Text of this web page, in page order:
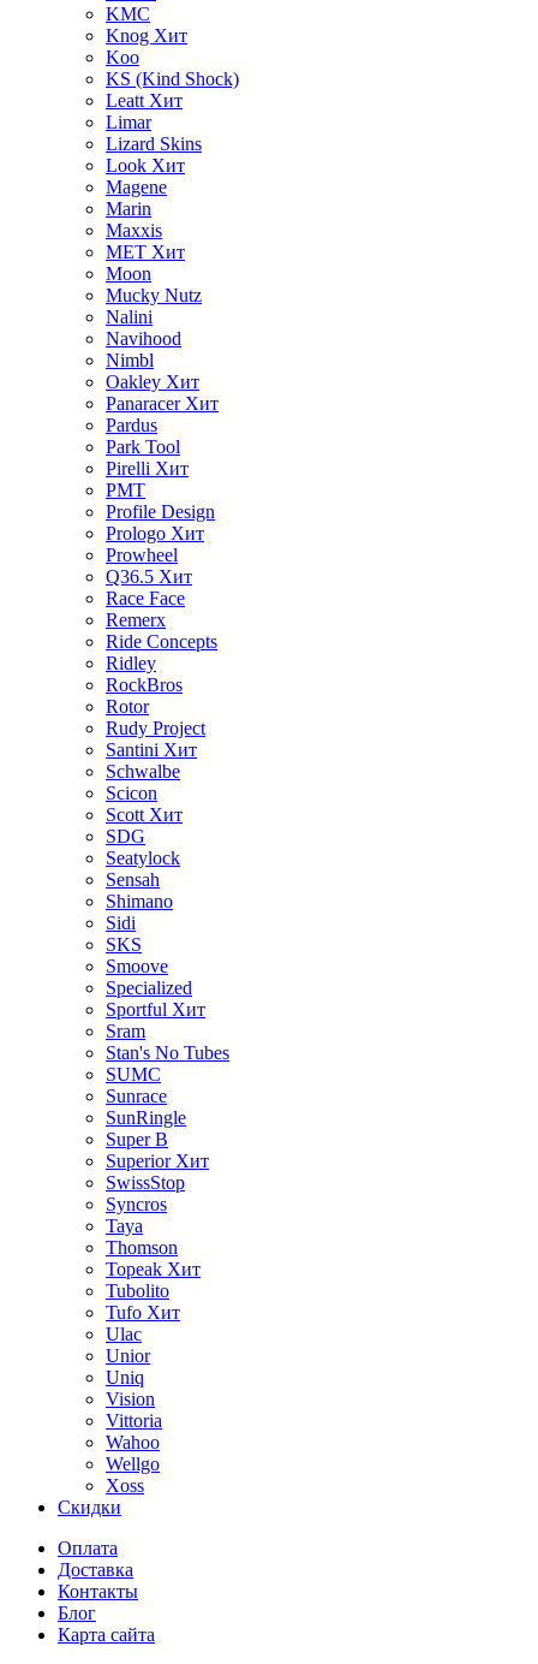
KMC
Knog Хит
Koo
KS (Kind Shock)
Leatt Хит
Limar
Lizard Skins
Look Хит
Magene
Marin
Maxxis
MET Хит
Moon
Mucky Nutz
Nalini
Navihood
Nimbl
Oakley Хит
Panaracer Хит
Pardus
Park Tool
Pirelli Хит
PMT
Profile Design
Prologo Хит
Prowheel
Q36.5 Хит
Race Face
Remerx
Ride Concepts
Ridley
RockBros
Rotor
Rudy Project
Santini Хит
Schwalbe
Scicon
Scott Хит
SDG
Seatylock
Sensah
Shimano
Sidi
SKS
Smoove
Specialized
Sportful Хит
Sram
Stan's No Tubes
SUMC
Sunrace
SunRingle
Super B
Superior Хит
SwissStop
Syncros
Taya
Thomson
Topeak Хит
Tubolito
Tufo Хит
Ulac
Unior
Uniq
Vision
Vittoria
Wahoo
Wellgo
Xoss
Скидки
Оплата
Доставка
Контакты
Блог
Карта сайта